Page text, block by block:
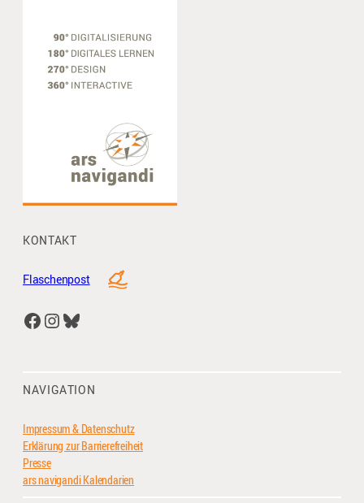
KONTAKT
Flaschenpost
Facebook InstagramBluesky
NAVIGATION
Impressum & Datenschutz
Erklärung zur Barrierefreiheit
Presse
ars navigandi Kalendarien